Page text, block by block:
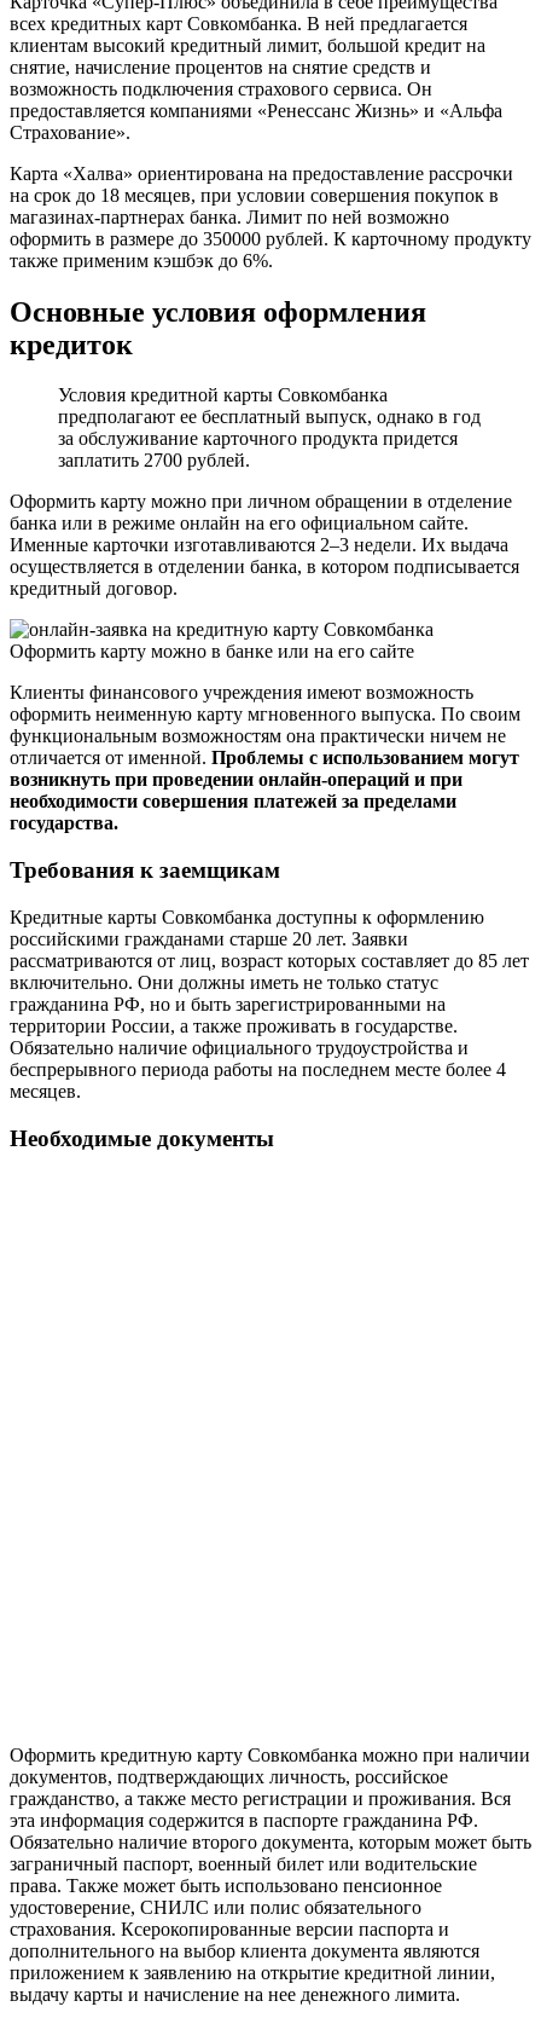
всех кредитных карт Совкомбанка. В ней предлагается
клиентам высокий кредитный лимит, большой кредит на
снятие, начисление процентов на снятие средств и
возможность подключения страхового сервиса. Он
предоставляется компаниями «Ренессанс Жизнь» и «Альфа
Страхование».
Карта «Халва» ориентирована на предоставление рассрочки
на срок до 18 месяцев, при условии совершения покупок в
магазинах-партнерах банка. Лимит по ней возможно
оформить в размере до 350000 рублей. К карточному продукту
также применим кэшбэк до 6%.
Основные условия оформления
кредиток
Условия кредитной карты Совкомбанка
предполагают ее бесплатный выпуск, однако в год
за обслуживание карточного продукта придется
заплатить 2700 рублей.
Оформить карту можно при личном обращении в отделение
банка или в режиме онлайн на его официальном сайте.
Именные карточки изготавливаются 2–3 недели. Их выдача
осуществляется в отделении банка, в котором подписывается
кредитный договор.
Оформить карту можно в банке или на его сайте
Клиенты финансового учреждения имеют возможность
оформить неименную карту мгновенного выпуска. По своим
функциональным возможностям она практически ничем не
отличается от именной. Проблемы с использованием могут
возникнуть при проведении онлайн-операций и при
необходимости совершения платежей за пределами
государства.
Требования к заемщикам
Кредитные карты Совкомбанка доступны к оформлению
российскими гражданами старше 20 лет. Заявки
рассматриваются от лиц, возраст которых составляет до 85 лет
включительно. Они должны иметь не только статус
гражданина РФ, но и быть зарегистрированными на
территории России, а также проживать в государстве.
Обязательно наличие официального трудоустройства и
беспрерывного периода работы на последнем месте более 4
месяцев.
Необходимые документы
Оформить кредитную карту Совкомбанка можно при наличии
документов, подтверждающих личность, российское
гражданство, а также место регистрации и проживания. Вся
эта информация содержится в паспорте гражданина РФ.
Обязательно наличие второго документа, которым может быть
заграничный паспорт, военный билет или водительские
права. Также может быть использовано пенсионное
удостоверение, СНИЛС или полис обязательного
страхования. Ксерокопированные версии паспорта и
дополнительного на выбор клиента документа являются
приложением к заявлению на открытие кредитной линии,
выдачу карты и начисление на нее денежного лимита.